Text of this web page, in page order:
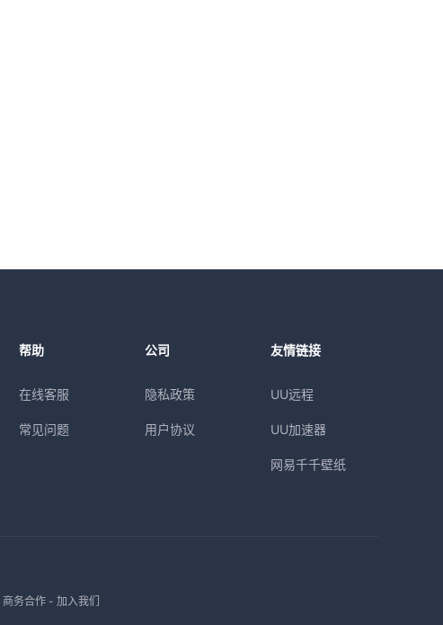
帮助
在线客服
常见问题
公司
隐私政策
用户协议
友情链接
UU远程
UU加速器
网易千千壁纸
商务合作- 加入我们